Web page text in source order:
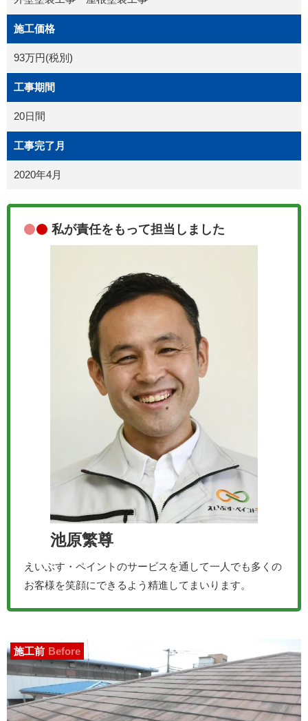
施工価格
93万円(税別)
工事期間
20日間
工事完了月
2020年4月
私が責任をもって担当しました
池原繁尊
えいぶす・ペイントのサービスを通して一人でも多くの
お客様を笑顔にできるよう精進してまいります。
施工前 Before